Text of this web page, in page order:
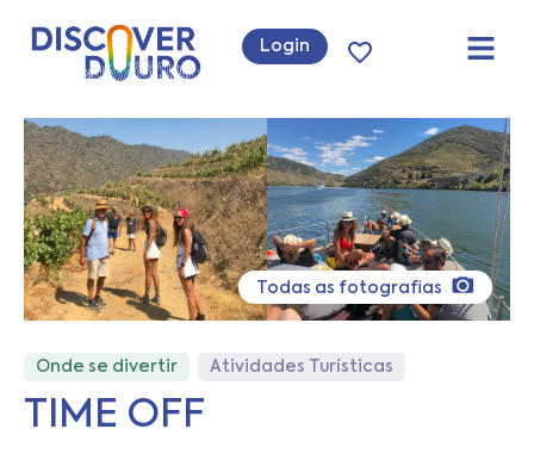
Login
Todas as fotografias
Onde se divertir Atividades Turísticas
TIME OFF